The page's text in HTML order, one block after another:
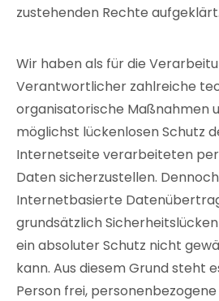
zustehenden Rechte aufgeklärt.
Wir haben als für die
Verantwortlicher zahlreiche
organisatorische Maßnahmen
möglichst lückenlosen Schutz
Internetseite verarbeiteten
Daten sicherzustellen.
Internetbasierte
grundsätzlich
ein absoluter Schutz nicht
kann. Aus diesem Grund steht
Person frei,